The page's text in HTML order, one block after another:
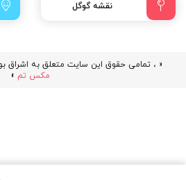
نقشه گوگل
« ، تمامی حقوق این سایت متعلق به اشراق
مکس تم »